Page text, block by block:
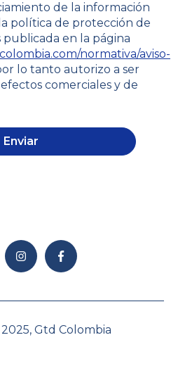
de la información
política de protección de
publicada en la página
normativa/aviso-
lo tanto autorizo a ser
comerciales y de
Gtd Colombia